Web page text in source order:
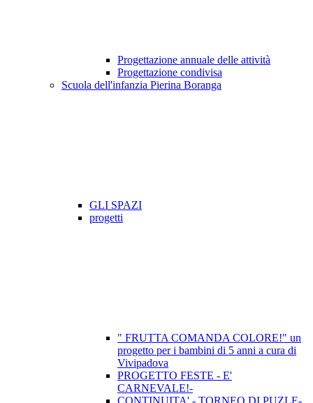
Progettazione annuale delle attività
Progettazione condivisa
Scuola dell'infanzia Pierina Boranga
GLI SPAZI
progetti
" FRUTTA COMANDA COLORE!" un
progetto per i bambini di 5 anni a cura di
Vivipadova
PROGETTO FESTE - E'
CARNEVALE!-